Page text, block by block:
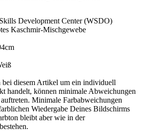
Development Center (WSDO)
Kaschmir-Mischgewebe
bei diesem Artikel um ein individuell
handelt, können minimale Abweichungen
Minimale Farbabweichungen
Wiedergabe Deines Bildschirms
bleibt aber wie in der